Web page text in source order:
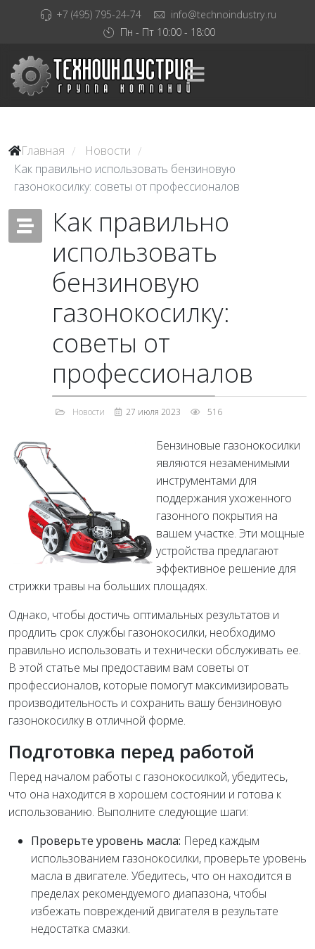
+7 (495) 795-24-74
info@technoindustry.ru
Пн - Пт 10:00 - 18:00
Главная / Новости /
Как правильно использовать бензиновую
газонокосилку: советы от профессионалов
Как правильно
использовать
бензиновую
газонокосилку:
советы от
профессионалов
Новости 27 июля 2023 516
Бензиновые газонокосилки
являются незаменимыми
инструментами для
поддержания ухоженного
газонного покрытия на
вашем участке. Эти мощные
устройства предлагают
эффективное решение для
стрижки травы на больших площадях.
Однако, чтобы достичь оптимальных результатов и
продлить срок службы газонокосилки, необходимо
правильно использовать и технически обслуживать ее.
В этой статье мы предоставим вам советы от
профессионалов, которые помогут максимизировать
производительность и сохранить вашу бензиновую
газонокосилку в отличной форме.
Подготовка перед работой
Перед началом работы с газонокосилкой, убедитесь,
что она находится в хорошем состоянии и готова к
использованию. Выполните следующие шаги:
Проверьте уровень масла: Перед каждым
использованием газонокосилки, проверьте уровень
масла в двигателе. Убедитесь, что он находится в
пределах рекомендуемого диапазона, чтобы
избежать повреждений двигателя в результате
недостатка смазки.